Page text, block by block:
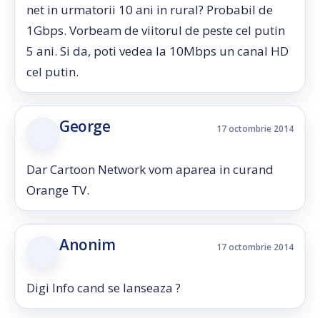
net in urmatorii 10 ani in rural? Probabil de
1Gbps. Vorbeam de viitorul de peste cel putin
5 ani. Si da, poti vedea la 10Mbps un canal HD
cel putin.
George 17 octombrie 2014
Dar Cartoon Network vom aparea in curand
Orange TV.
Anonim 17 octombrie 2014
Digi Info cand se lanseaza ?